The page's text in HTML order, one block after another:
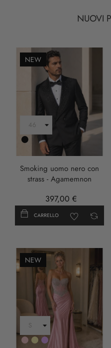
NUOVI
NEW
Nero
Smoking uomo nero con
strass - Agamemnon
397,00 €
CARRELLO
NEW
RosaOroLILLA